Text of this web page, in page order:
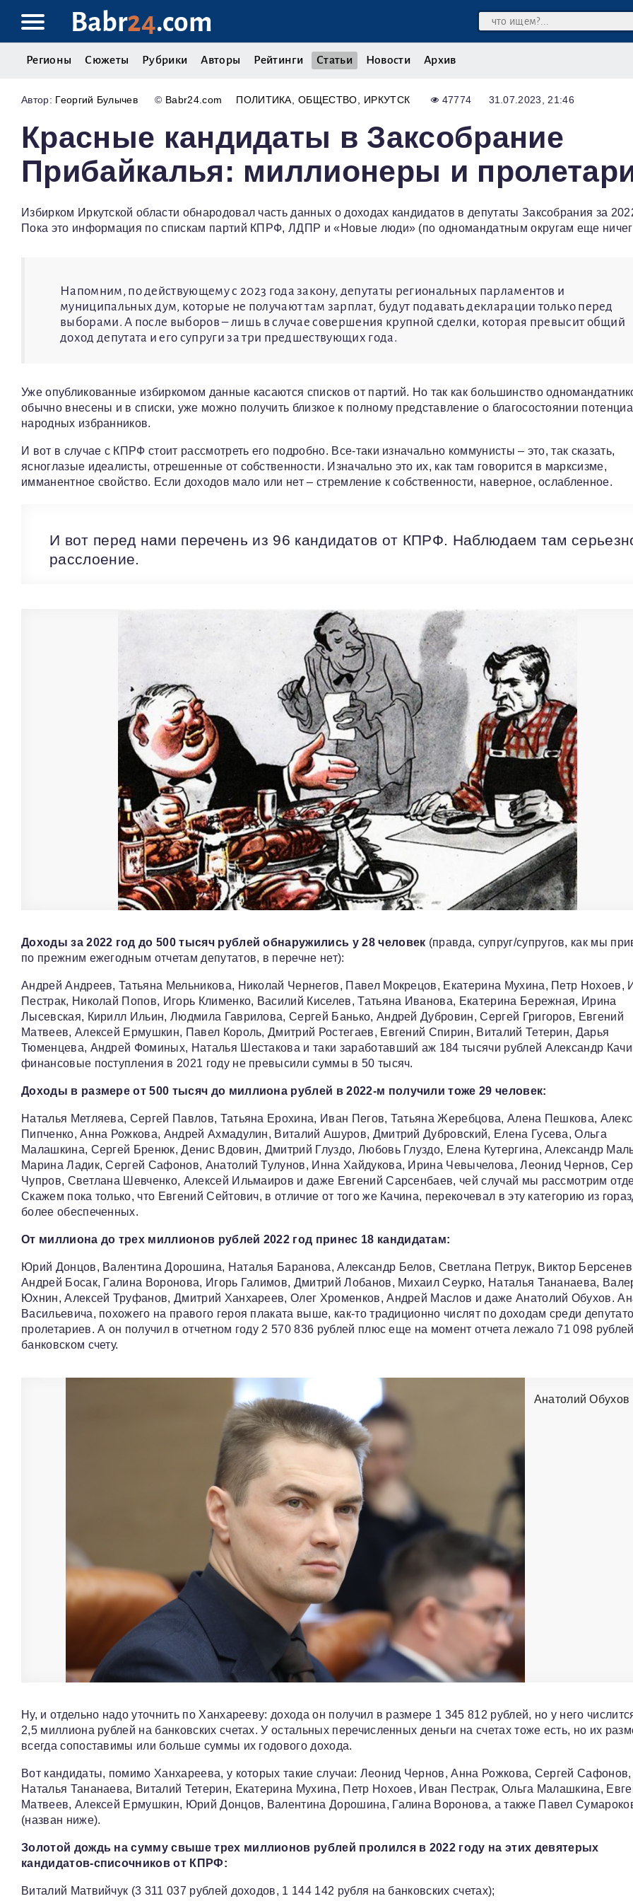
Babr24.com
Регионы Сюжеты Рубрики Авторы Рейтинги Статьи Новости Архив
Георгий Булычев © Babr24.com ПОЛИТИКА ОБЩЕСТВО ИРКУТСК 47774 31.07.2023, 21:46
Красные кандидаты в Заксобрание
Прибайкалья: миллионеры и
Избирком Иркутской области обнародовал часть данных о доходах кандидатов в депутаты Заксобрания за
Пока это информация по спискам партий КПРФ, ЛДПР и «Новые люди» (по одномандатным округам еще
Напомним, по действующему с 2023 года закону, депутаты региональных парламентов и
муниципальных дум, которые не получают там зарплат, будут подавать декларации только перед
выборами. А после выборов – лишь в случае совершения крупной сделки, которая превысит общий
доход депутата и его супруги за три предшествующих года.
Уже опубликованные избиркомом данные касаются списков от партий. Но так как большинство
обычно внесены и в списки, уже можно получить близкое к полному представление о благосостоянии
народных избранников.
И вот в случае с КПРФ стоит рассмотреть его подробно. Все-таки изначально коммунисты – это, так сказать,
ясноглазые идеалисты, отрешенные от собственности. Изначально это их, как там говорится в марксизме,
имманентное свойство. Если доходов мало или нет – стремление к собственности, наверное, ослабленное.
И вот перед нами перечень из 96 кандидатов от КПРФ. Наблюдаем там
расслоение.
Доходы за 2022 год до 500 тысяч рублей обнаружились у 28 человек (правда, супруг/супругов, как мы
по прежним ежегодным отчетам депутатов, в перечне нет):
Андрей Андреев, Татьяна Мельникова, Николай Чернегов, Павел Мокрецов, Екатерина Мухина, Петр Нохоев,
Пестрак, Николай Попов, Игорь Клименко, Василий Киселев, Татьяна Иванова, Екатерина Бережная, Ирина
Лысевская, Кирилл Ильин, Людмила Гаврилова, Сергей Банько, Андрей Дубровин, Сергей Григоров, Евгений
Матвеев, Алексей Ермушкин, Павел Король, Дмитрий Ростегаев, Евгений Спирин, Виталий Тетерин, Дарья
Тюменцева, Андрей Фоминых, Наталья Шестакова и таки заработавший аж 184 тысячи рублей Александр
финансовые поступления в 2021 году не превысили суммы в 50 тысяч.
Доходы в размере от 500 тысяч до миллиона рублей в 2022-м получили тоже 29 человек:
Наталья Метляева, Сергей Павлов, Татьяна Ерохина, Иван Пегов, Татьяна Жеребцова, Алена Пешкова,
Пипченко, Анна Рожкова, Андрей Ахмадулин, Виталий Ашуров, Дмитрий Дубровский, Елена Гусева, Ольга
Малашкина, Сергей Бренюк, Денис Вдовин, Дмитрий Глуздо, Любовь Глуздо, Елена Кутергина, Александр
Марина Ладик, Сергей Сафонов, Анатолий Тулунов, Инна Хайдукова, Ирина Чевычелова, Леонид Чернов,
Чупров, Светлана Шевченко, Алексей Ильмаиров и даже Евгений Сарсенбаев, чей случай мы рассмотрим
Скажем пока только, что Евгений Сейтович, в отличие от того же Качина, перекочевал в эту категорию из
более обеспеченных.
От миллиона до трех миллионов рублей 2022 год принес 18 кандидатам:
Юрий Донцов, Валентина Дорошина, Наталья Баранова, Александр Белов, Светлана Петрук, Виктор
Андрей Босак, Галина Воронова, Игорь Галимов, Дмитрий Лобанов, Михаил Сеурко, Наталья Тананаева,
Юхнин, Алексей Труфанов, Дмитрий Ханхареев, Олег Хроменков, Андрей Маслов и даже Анатолий Обухов.
Васильевича, похожего на правого героя плаката выше, как-то традиционно числят по доходам среди
пролетариев. А он получил в отчетном году 2 570 836 рублей плюс еще на момент отчета лежало 71 098
банковском счету.
Анатолий Обухов
Ну, и отдельно надо уточнить по Ханхарееву: дохода он получил в размере 1 345 812 рублей, но у него
2,5 миллиона рублей на банковских счетах. У остальных перечисленных деньги на счетах тоже есть, но их
всегда сопоставимы или больше суммы их годового дохода.
Вот кандидаты, помимо Ханхареева, у которых такие случаи: Леонид Чернов, Анна Рожкова, Сергей Сафонов,
Наталья Тананаева, Виталий Тетерин, Екатерина Мухина, Петр Нохоев, Иван Пестрак, Ольга Малашкина,
Матвеев, Алексей Ермушкин, Юрий Донцов, Валентина Дорошина, Галина Воронова, а также Павел
(назван ниже).
Золотой дождь на сумму свыше трех миллионов рублей пролился в 2022 году на этих девятерых
кандидатов-списочников от КПРФ:
Виталий Матвийчук (3 311 037 рублей доходов, 1 144 142 рубля на банковских счетах);